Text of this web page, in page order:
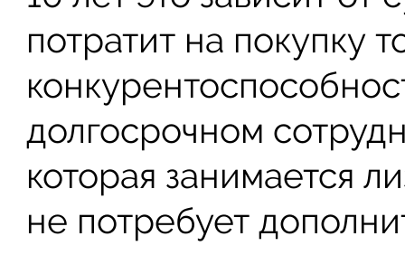
потратит на покупку
долгосрочном
которая занимается
не потребует